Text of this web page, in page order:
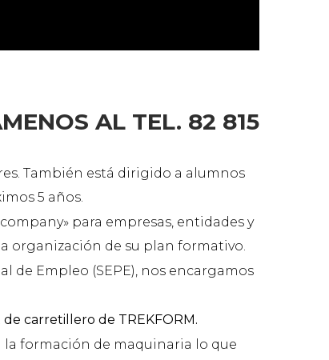
AL TEL. 82 815
También está dirigido a alumnos
5 años.
para empresas, entidades y
organización de su plan formativo.
de Empleo (SEPE), nos encargamos
carretillero de TREKFORM.
la formación de maquinaria lo que